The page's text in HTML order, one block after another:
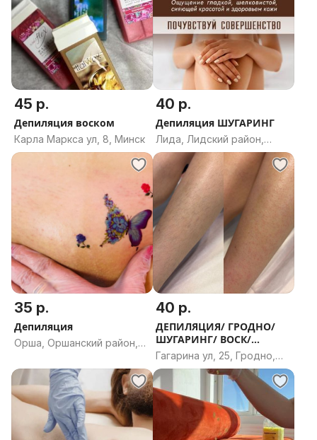
45 р.
Депиляция воском
Карла Маркса ул, 8, Минск
40 р.
Депиляция ШУГАРИНГ
Лида, Лидский район,
Гродненская область
35 р.
Депиляция
Орша, Оршанский район,
40 р.
ДЕПИЛЯЦИЯ/ ГРОДНО/
ШУГАРИНГ/ ВОСК/
ГАГАРИНА/ МИРА
Гагарина ул, 25, Гродно,
Гродненская область